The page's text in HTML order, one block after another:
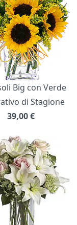
Big con Verde
di Stagione
39,00€